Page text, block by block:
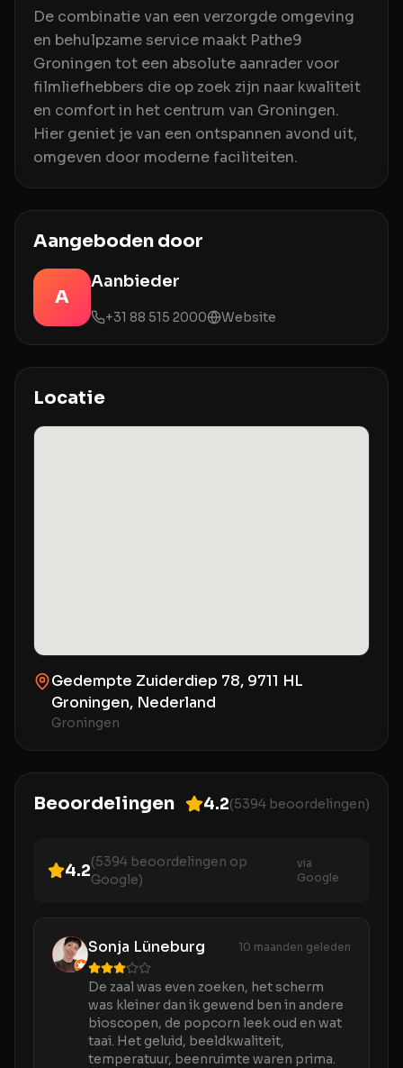
De combinatie van een verzorgde omgeving
en behulpzame service maakt Pathe9
Groningen tot een absolute aanrader voor
filmliefhebbers die op zoek zijn naar kwaliteit
en comfort in het centrum van Groningen.
Hier geniet je van een ontspannen avond uit,
omgeven door moderne faciliteiten.
Aangeboden door
A
Aanbieder
+31 88 515 2000 Website
Locatie
Gedempte Zuiderdiep 78, 9711 HL
Groningen, Nederland
Groningen
Beoordelingen 4.2(5394 beoordelingen)
4.2(5394 beoordelingen op
Google)
via
Google
Sonja Lüneburg 10 maanden geleden
De zaal was even zoeken, het scherm
was kleiner dan ik gewend ben in andere
bioscopen, de popcorn leek oud en wat
taai. Het geluid, beeldkwaliteit,
temperatuur, beenruimte waren prima.